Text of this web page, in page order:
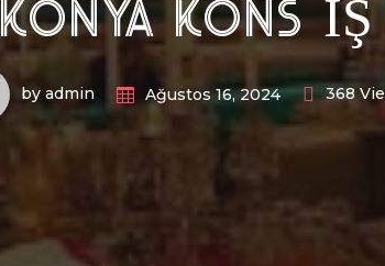
KONYA KONS
by admin Ağustos 16, 2024 368